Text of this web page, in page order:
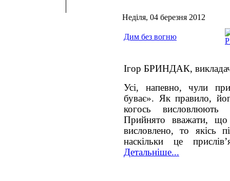
Неділя, 04 березня 2012
Дим без вогню
Ігор БРИНДАК,
Усі, напевно, чули
буває». Як правило,
когось висловлюють
Прийнято вважати,
висловлено, то якісь
наскільки це
Детальніше...